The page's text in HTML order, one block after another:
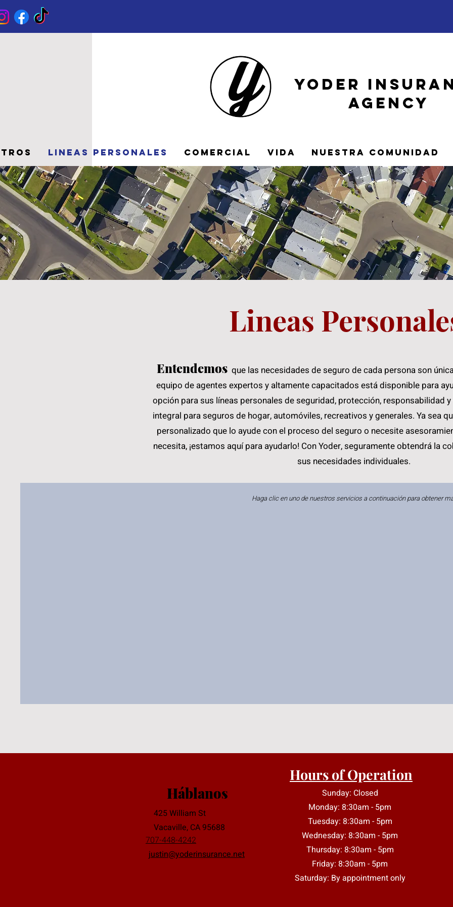
Yoder
Agency
Lineas Personales Comercial Vida Nuestra Comunidad
Lineas
Entendemos que las necesidades de seguro de cada persona son
equipo de agentes expertos y altamente capacitados está disponible para
opción para sus líneas personales de seguridad, protección, responsabilidad
integral para seguros de hogar, automóviles, recreativos y generales. Ya sea
personalizado que lo ayude con el proceso del seguro o necesite
necesita, ¡estamos aquí para ayudarlo! Con Yoder, seguramente obtendrá la
sus necesidades individuales.
Haga clic en uno de nuestros servicios a continuación para obtener
Háblanos
707-448-4242
425 William St
Vacaville, CA 95688
justin@yoderinsurance.net
Hoursof Operation
Sunday: Closed
Monday: 8:30am - 5pm
Tuesday: 8:30am - 5pm
Wednesday: 8:30am - 5pm
Thursday: 8:30am - 5pm
Friday: 8:30am - 5pm
Saturday: By appointment only